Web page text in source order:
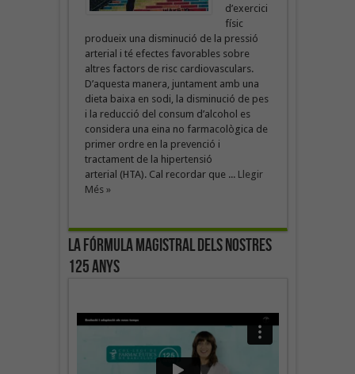
d’exercici
físic
produeix una disminució de la pressió
arterial i té efectes favorables sobre
altres factors de risc cardiovasculars.
D’aquesta manera, juntament amb una
dieta baixa en sodi, la disminució de pes
i la reducció del consum d’alcohol es
considera una eina no farmacològica de
primer ordre en la prevenció i
tractament de la hipertensió
arterial (HTA). Cal recordar que ... Llegir
Més »
La fórmula magistral dels nostres
125 anys